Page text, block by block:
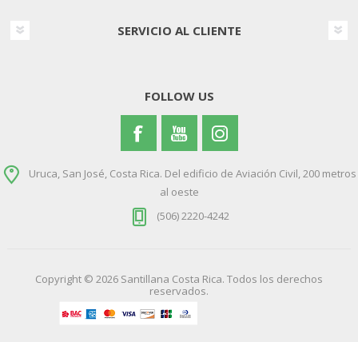
SERVICIO AL CLIENTE
FOLLOW US
Uruca, San José, Costa Rica. Del edificio de Aviación Civil, 200 metros
al oeste
(506) 2220-4242
Copyright © 2026 Santillana Costa Rica. Todos los derechos
reservados.